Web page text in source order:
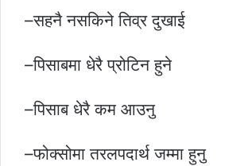
–सहनै नसकिने तिव्र दुखाई
–पिसाबमा धेरै प्रोटिन हुने
–पिसाब धेरै कम आउनु
–फोक्सोमा तरलपदार्थ जम्मा हुनु